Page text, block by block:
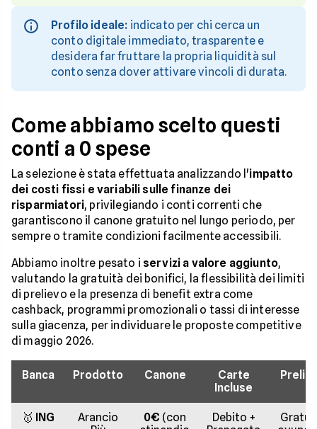
Profilo ideale: indicato per chi cerca un
conto digitale immediato, trasparente e
desidera far fruttare la propria liquidità sul
conto senza dover attivare vincoli di durata.
Come abbiamo scelto questi
conti a 0 spese
La selezione è stata effettuata analizzando l'impatto
dei costi fissi e variabili sulle finanze dei
risparmiatori, privilegiando i conti correnti che
garantiscono il canone gratuito nel lungo periodo, per
sempre o tramite condizioni facilmente accessibili.
Abbiamo inoltre pesato i servizi a valore aggiunto,
valutando la gratuità dei bonifici, la flessibilità dei limiti
di prelievo e la presenza di benefit extra come
cashback, programmi promozionali o tassi di interesse
sulla giacenza, per individuare le proposte competitive
di maggio 2026.
Banca Prodotto Canone
Carte
Incluse
🥇 ING
Arancio
0€ (con
Debito +